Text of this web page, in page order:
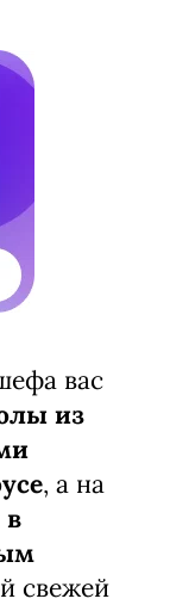
вас
из
, а на
в
свежей